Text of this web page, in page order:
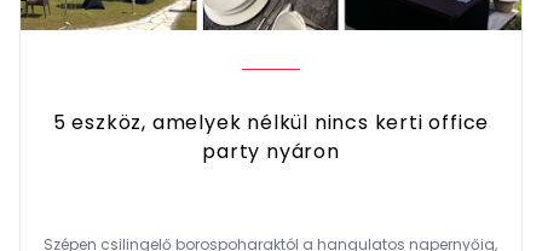
5 eszköz, amelyek nélkül nincs kerti office
party nyáron
Szépen csilingelő borospoharaktól a hangulatos napernyőig,